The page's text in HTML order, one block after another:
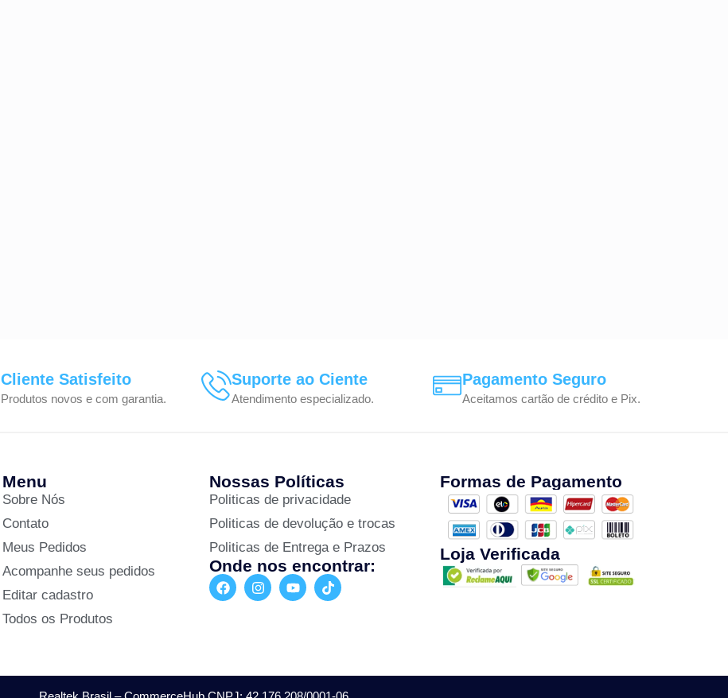
Cliente Satisfeito
Produtos novos e com garantia.
Suporte ao Ciente
Atendimento especializado.
Pagamento Seguro
Aceitamos cartão de crédito e Pix.
Menu
Sobre Nós
Contato
Meus Pedidos
Acompanhe seus pedidos
Editar cadastro
Todos os Produtos
Nossas Políticas
Politicas de privacidade
Politicas de devolução e trocas
Politicas de Entrega e Prazos
Onde nos encontrar:
Formas de Pagamento
Loja Verificada